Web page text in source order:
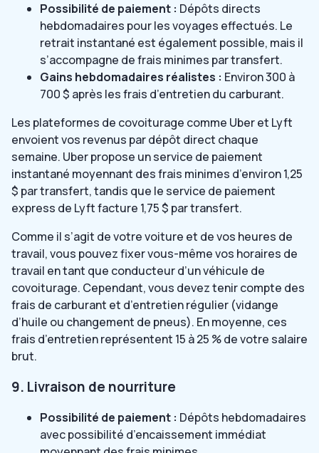
Possibilité de paiement : Dépôts directs
hebdomadaires pour les voyages effectués. Le
retrait instantané est également possible, mais il
s’accompagne de frais minimes par transfert.
Gains hebdomadaires réalistes : Environ 300 à
700 $ après les frais d’entretien du carburant.
Les plateformes de covoiturage comme Uber et Lyft
envoient vos revenus par dépôt direct chaque
semaine. Uber propose un service de paiement
instantané moyennant des frais minimes d’environ 1,25
$ par transfert, tandis que le service de paiement
express de Lyft facture 1,75 $ par transfert.
Comme il s’agit de votre voiture et de vos heures de
travail, vous pouvez fixer vous-même vos horaires de
travail en tant que conducteur d’un véhicule de
covoiturage. Cependant, vous devez tenir compte des
frais de carburant et d’entretien régulier (vidange
d’huile ou changement de pneus). En moyenne, ces
frais d’entretien représentent 15 à 25 % de votre salaire
brut.
9. Livraison de nourriture
Possibilité de paiement : Dépôts hebdomadaires
avec possibilité d’encaissement immédiat